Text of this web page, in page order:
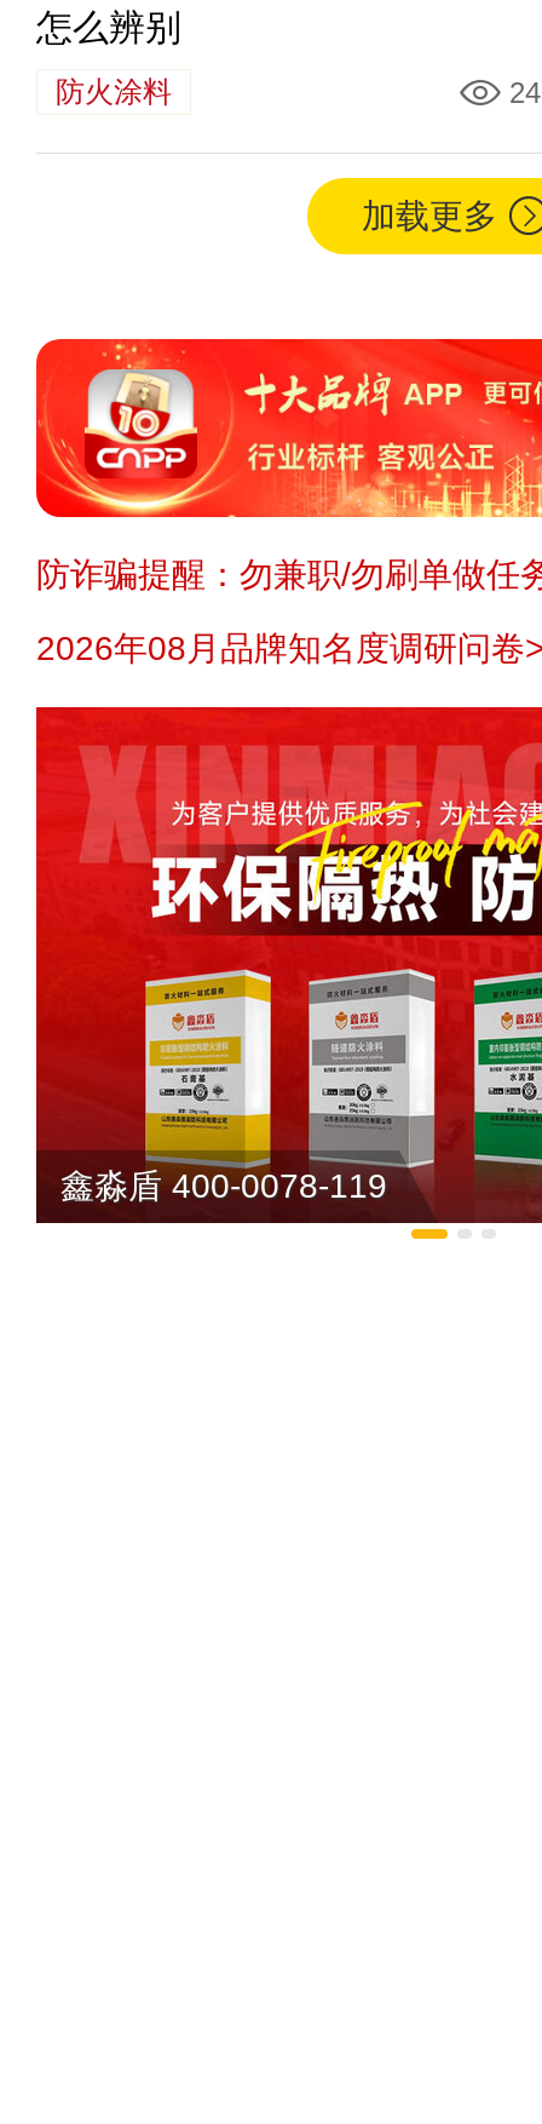
怎么辨别
防火涂料
加载更多
防诈骗提醒：勿兼职/勿刷单做任
2026年08月品牌知名度调研问卷
鑫淼盾 400-0078-119